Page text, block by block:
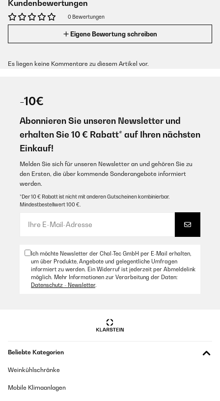
Kundenbewertungen
0 Bewertungen
Eigene Bewertung schreiben
Es liegen keine Kommentare zu diesem Artikel vor.
-10€
Abonnieren Sie unseren Newsletter und
erhalten Sie 10 € Rabatt* auf Ihren nächsten
Einkauf!
Melden Sie sich für unseren Newsletter an und gehören Sie zu
den Ersten, die über kommende Sonderangebote informiert
werden.
*Der 10 € Rabatt ist nicht mit anderen Gutscheinen kombinierbar.
Mindestbestellwert 100 €.
Ich möchte Newsletter der Chal-Tec GmbH per E-Mail erhalten,
um über Produkte, Angebote und gelegentliche Umfragen
informiert zu werden. Ein Widerruf ist jederzeit per Abmeldelink
möglich. Mehr Informationen zur Verarbeitung der Daten:
Datenschutz - Newsletter.
Beliebte Kategorien
Weinkühlschränke
Mobile Klimaanlagen